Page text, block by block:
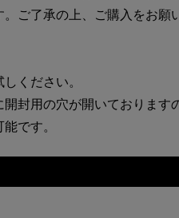
ご了承の上、ご購入をお願
ください。
封用の穴が開いております
です。